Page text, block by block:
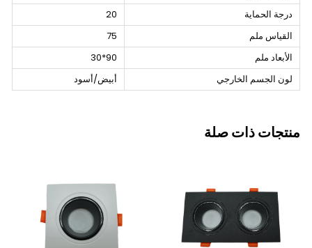
درجة الحماية
20
القياس ملم
75
الأبعاد ملم
90*30
لون الجسم الخارجي
أبيض/أسود
منتجات ذات صلة